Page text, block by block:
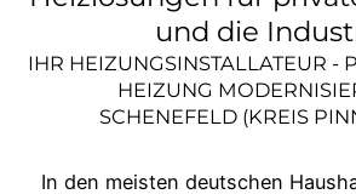
und die
IHR HEIZUNGSINSTALLATEUR -
HEIZUNG
SCHENEFELD (KREIS
In den meisten deutschen